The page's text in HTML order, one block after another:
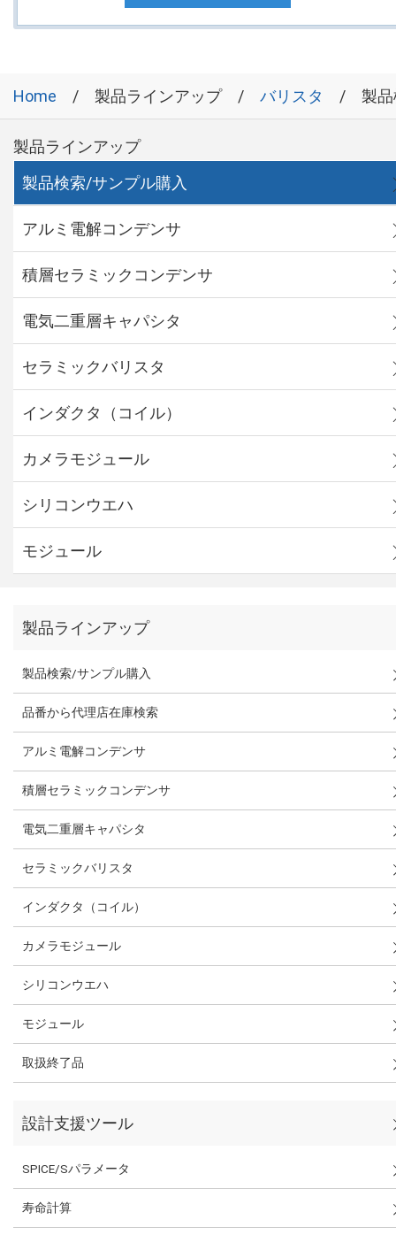
Home 製品ラインアップ バリスタ 製
製品ラインアップ
製品検索/サンプル購入
アルミ電解コンデンサ
積層セラミックコンデンサ
電気二重層キャパシタ
セラミックバリスタ
インダクタ（コイル）
カメラモジュール
シリコンウエハ
モジュール
製品ラインアップ
製品検索/サンプル購入
品番から代理店在庫検索
アルミ電解コンデンサ
積層セラミックコンデンサ
電気二重層キャパシタ
セラミックバリスタ
インダクタ（コイル）
カメラモジュール
シリコンウエハ
モジュール
取扱終了品
設計支援ツール
SPICE/Sパラメータ
寿命計算